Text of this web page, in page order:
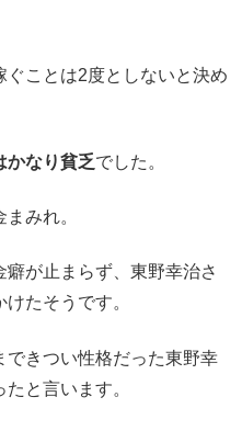
ことは2度としないと決め
かなり貧乏でした。
みれ。
が止まらず、東野幸治さ
たそうです。
きつい性格だった東野幸
と言います。